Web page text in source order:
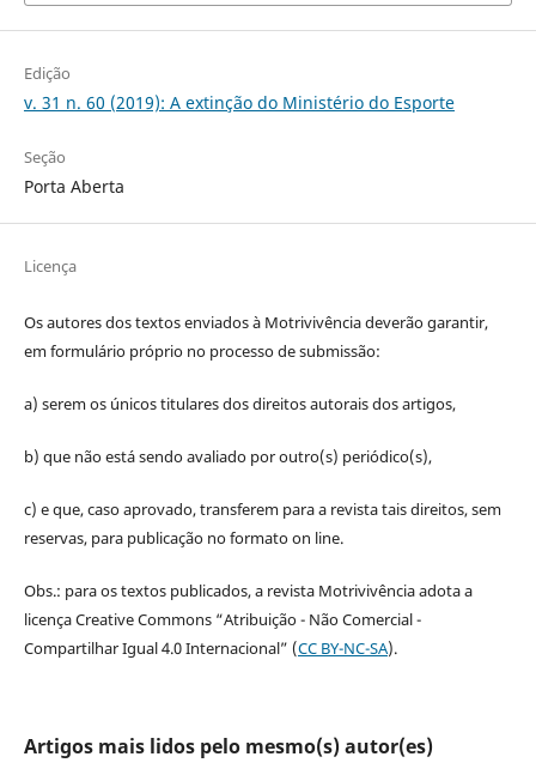
Edição
v. 31 n. 60 (2019): A extinção do Ministério do Esporte
Seção
Porta Aberta
Licença
Os autores dos textos enviados à Motrivivência deverão garantir,
em formulário próprio no processo de submissão:
a) serem os únicos titulares dos direitos autorais dos artigos,
b) que não está sendo avaliado por outro(s) periódico(s),
c) e que, caso aprovado, transferem para a revista tais direitos, sem
reservas, para publicação no formato on line.
Obs.: para os textos publicados, a revista Motrivivência adota a
licença Creative Commons “Atribuição - Não Comercial -
Compartilhar Igual 4.0 Internacional” (CC BY-NC-SA).
Artigos mais lidos pelo mesmo(s) autor(es)